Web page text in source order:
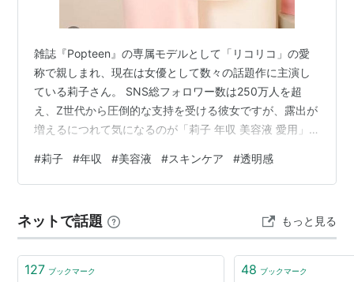
雑誌『Popteen』の専属モデルとして「リコリコ」の愛
称で親しまれ、現在は女優として数々の話題作に主演し
ている莉子さん。 SNS総フォロワー数は250万人を超
え、Z世代から圧倒的な支持を受ける彼女ですが、露出が
増えるにつれて気になるのが「莉子 年収 美容液 愛用」
る彼女の経済事情や、あの透き通るような美肌を支える
愛用コスメについて知りたいという声が急増していま
8000万円程度と推測され、複数の地上波ドラマ主演や映
画出演、さらには大手企業のCM契約が重なっていること
が高収入の要因となってお…
#莉子 #年収 #美容液 #スキンケア #透明感
ネットで話題 もっと見る
127 ブックマーク 48 ブックマーク